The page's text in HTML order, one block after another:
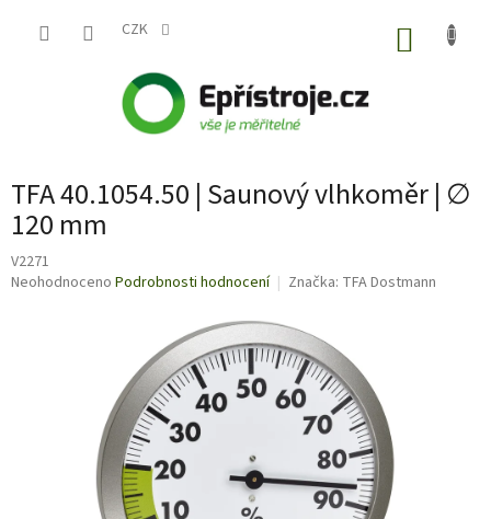
CZK
TFA 40.1054.50 | Saunový vlhkoměr | ∅
120 mm
V2271
Průměrné
Neohodnoceno Podrobnosti hodnocení Značka: TFA Dostmann